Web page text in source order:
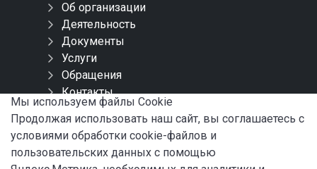
Об организации
Деятельность
Документы
Услуги
Обращения
Контакты
Карта сайта
СОЦИАЛЬНЫЕ СЕТИ
Мы используем файлы Сookie
Продолжая использовать наш сайт, вы соглашаетесь с
условиями обработки cookie-файлов и
пользовательских данных с помощью